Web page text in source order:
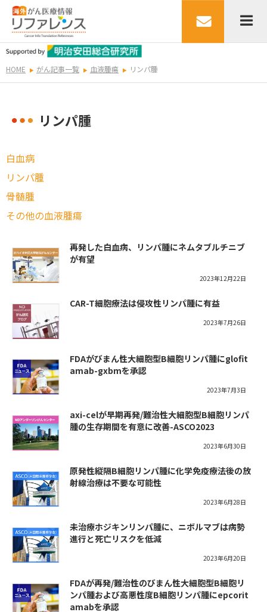
HOME がん記事一覧 血液腫瘍 リンパ腫
リンパ腫
白血病
リンパ腫
骨髄腫
その他の血液腫瘍
再発した白血病、リンパ腫にネムタブルチニブ
が有望
2023年12月22日
CAR-T細胞療法は侵攻性リンパ腫に有益
2023年7月26日
FDAがびまん性大細胞型B細胞リンパ腫にglofit
amab-gxbmを承認
2023年7月3日
axi-celが早期再発/難治性大細胞型B細胞リンパ
腫の生存期間を有意に改善-ASCO2023
2023年6月30日
原発性縦隔B細胞リンパ腫に化学免疫療法後の放
射線治療は不要な可能性
2023年6月28日
未治療ホジキンリンパ腫に、ニボルマブは病勢
進行と死亡リスクを低減
2023年6月20日
FDAが再発/難治性のびまん性大細胞型B細胞リ
ンパ腫および高悪性度B細胞リンパ腫にepcorit
amabを承認